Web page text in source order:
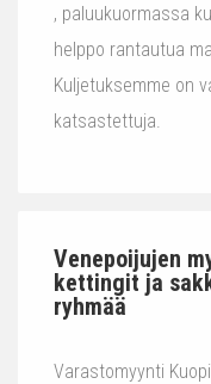
, paluukuormassa
helppo rantautua
Kuljetuksemme on
katsastettuja.
Venepoijujen
kettingit ja
ryhmää
Varastomyynti